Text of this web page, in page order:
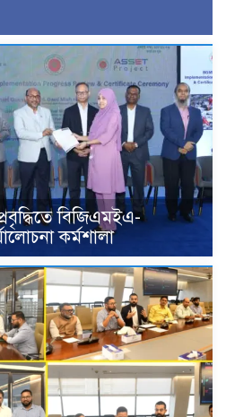
বিজিএমইএ-
কর্মশালা